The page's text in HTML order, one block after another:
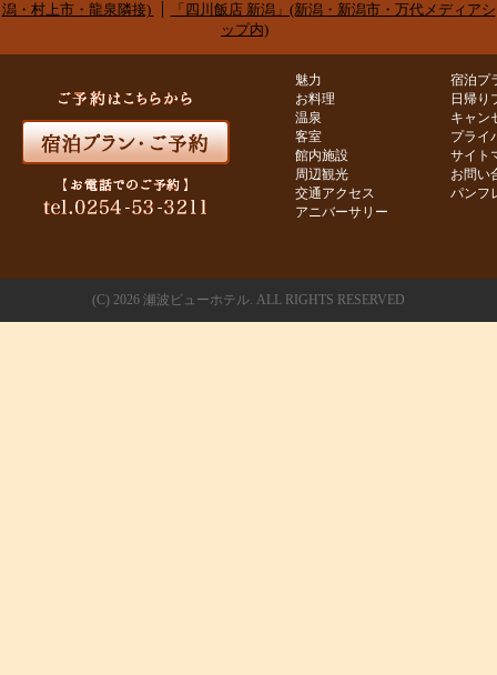
潟・村上市・龍泉隣接)
「四川飯店 新潟」(新潟・新潟市・万代メディアシ
ップ内)
魅力
お料理
温泉
客室
館内施設
周辺観光
交通アクセス
アニバーサリー
宿泊プ
日帰り
キャン
プライ
サイト
お問い
パンフ
(C) 2026 瀬波ビューホテル. ALL RIGHTS RESERVED